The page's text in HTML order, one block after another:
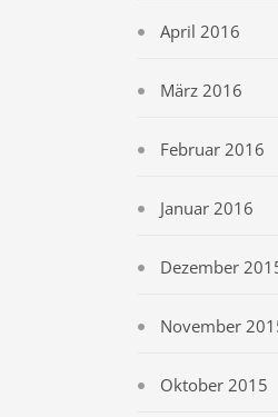
April 2016
März 2016
Februar 2016
Januar 2016
Dezember
November
Oktober 2015